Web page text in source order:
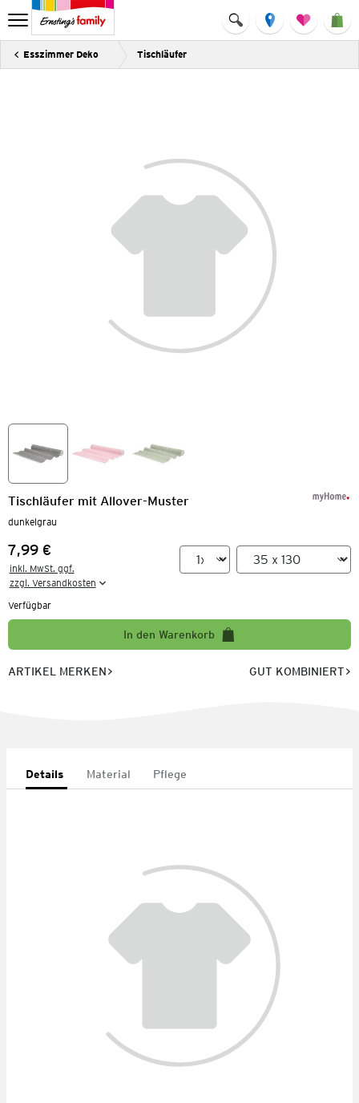
Esszimmer Deko Tischläufer
Tischläufer mit Allover-Muster
dunkelgrau
Preis:
7,99 €
inkl. MwSt. ggf.
zzgl. Versandkosten
Verfügbar
In den Warenkorb
ARTIKEL MERKEN GUT KOMBINIERT
Details Material Pflege